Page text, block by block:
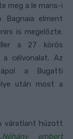
meg a le mans-i
elment
is megelőzte.
a 27 körös
célvonalat. Az
a Bugatti
után most a
váratlant húzott
„Néhány embert